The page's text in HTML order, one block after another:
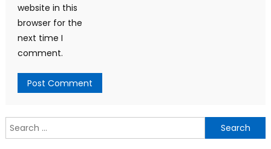
website in this
browser for the
next time I
comment.
Search
for: